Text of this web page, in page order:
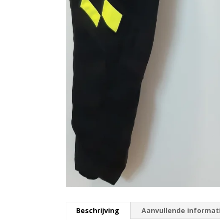
Beschrijving Aanvullende